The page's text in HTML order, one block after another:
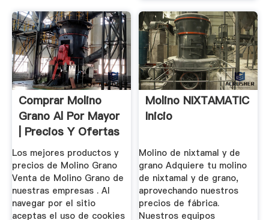
Comprar Molino
Grano Al Por Mayor
| Precios Y Ofertas
De ...
Los mejores productos y
precios de Molino Grano
Venta de Molino Grano de
nuestras empresas . Al
navegar por el sitio
aceptas el uso de cookies
Molino NIXTAMATIC
Inicio
Molino de nixtamal y de
grano Adquiere tu molino
de nixtamal y de grano,
aprovechando nuestros
precios de fábrica.
Nuestros equipos